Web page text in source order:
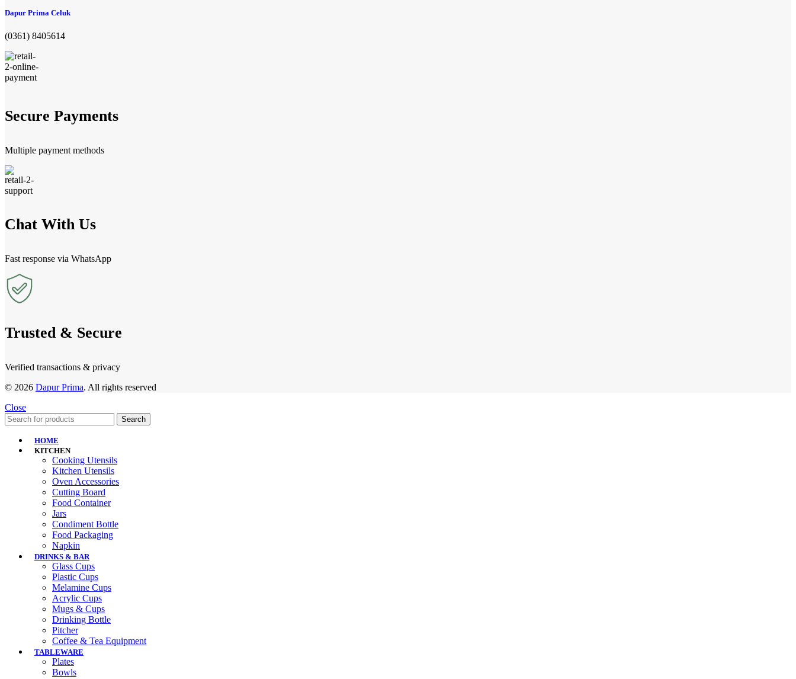
Dapur Prima Celuk
(0361) 8405614
Secure Payments
Multiple payment methods
Chat With Us
Fast response via WhatsApp
Trusted & Secure
Verified transactions & privacy
© 2026 Dapur Prima. All rights reserved
Close
Search
HOME
KITCHEN
Cooking Utensils
Kitchen Utensils
Oven Accessories
Cutting Board
Food Container
Jars
Condiment Bottle
Food Packaging
Napkin
DRINKS & BAR
Glass Cups
Plastic Cups
Melamine Cups
Acrylic Cups
Mugs & Cups
Drinking Bottle
Pitcher
Coffee & Tea Equipment
TABLEWARE
Plates
Bowls